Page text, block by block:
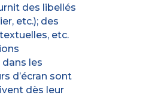
des libellés
etc.); des
etc.
les
d’écran sont
dès leur